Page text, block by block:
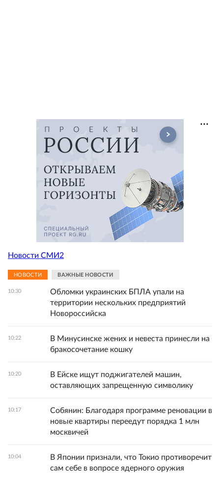
Новости СМИ2
НОВОСТИ ВАЖНЫЕ НОВОСТИ
10:30
Обломки украинских БПЛА упали на
территории нескольких предприятий
Новороссийска
10:22
В Минусинске жених и невеста принесли на
бракосочетание кошку
10:20
В Ейске ищут поджигателей машин,
оставляющих запрещенную символику
10:17
Собянин: Благодаря программе реновации в
новые квартиры переедут порядка 1 млн
москвичей
10:04
В Японии признали, что Токио противоречит
сам себе в вопросе ядерного оружия